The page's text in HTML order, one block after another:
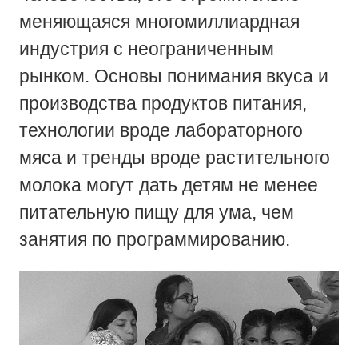
меняющаяся многомиллиардная
индустрия с неограниченным
рынком. Основы понимания вкуса и
производства продуктов питания,
технологии вроде лабораторного
мяса и тренды вроде растительного
молока могут дать детям не менее
питательную пищу для ума, чем
занятия по программированию.